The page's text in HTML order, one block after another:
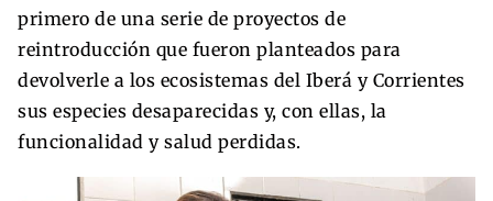
primero de una serie de proyectos de
reintroducción que fueron planteados para
devolverle a los ecosistemas del Iberá y Corrientes
sus especies desaparecidas y, con ellas, la
funcionalidad y salud perdidas.